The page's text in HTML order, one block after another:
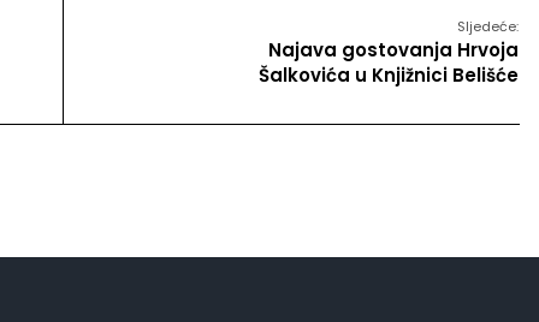
Sljedeće:
Najava gostovanja Hrvoja
Šalkovića u Knjižnici Belišće